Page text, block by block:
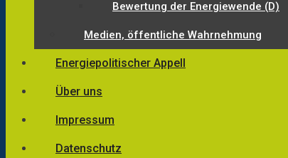
Bewertung der Energiewende (D)
Medien, öffentliche Wahrnehmung
Energiepolitischer Appell
Über uns
Impressum
Datenschutz